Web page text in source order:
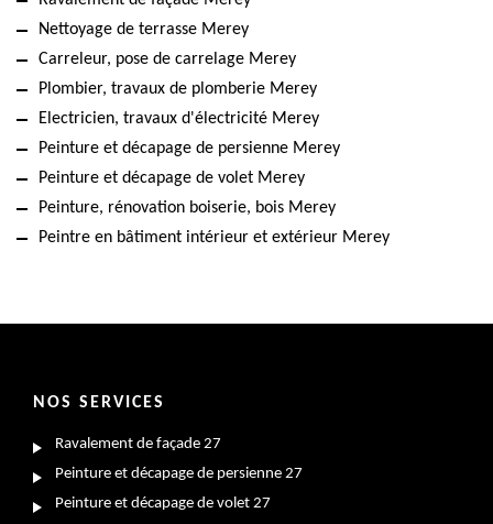
Nettoyage de terrasse Merey
Carreleur, pose de carrelage Merey
Plombier, travaux de plomberie Merey
Electricien, travaux d'électricité Merey
Peinture et décapage de persienne Merey
Peinture et décapage de volet Merey
Peinture, rénovation boiserie, bois Merey
Peintre en bâtiment intérieur et extérieur Merey
NOS SERVICES
Ravalement de façade 27
Peinture et décapage de persienne 27
Peinture et décapage de volet 27